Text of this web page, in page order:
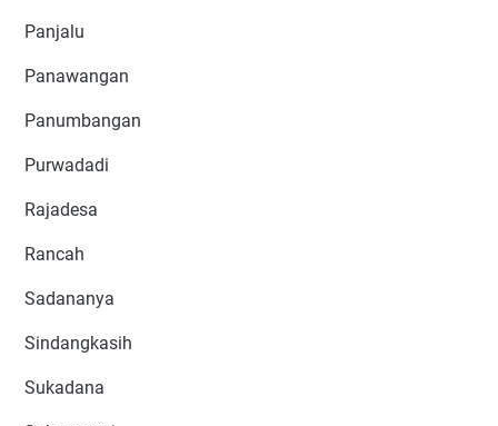
Panjalu
Panawangan
Panumbangan
Purwadadi
Rajadesa
Rancah
Sadananya
Sindangkasih
Sukadana